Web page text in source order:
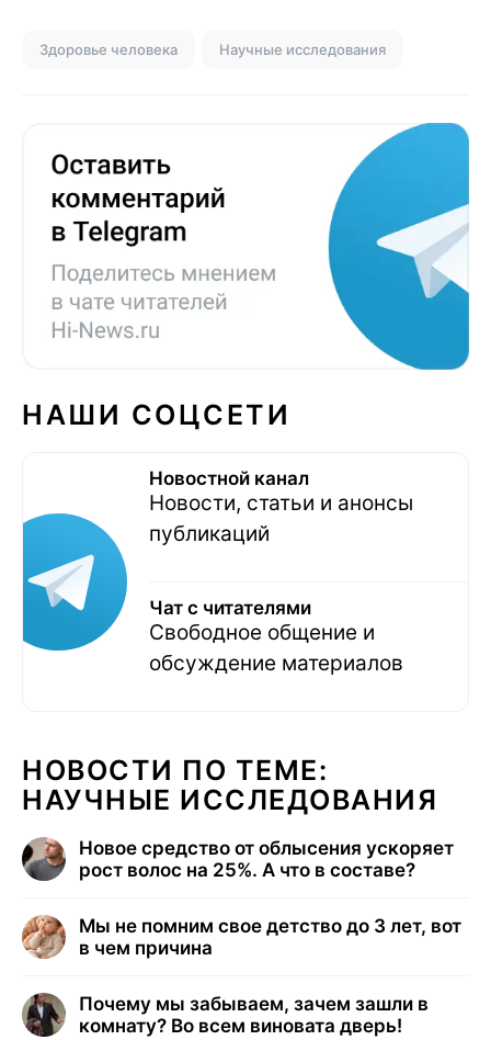
Здоровье человека Научные исследования
НАШИ СОЦСЕТИ
Новостной канал
Новости, статьи и анонсы
публикаций
Чат с читателями
Свободное общение и
обсуждение материалов
НОВОСТИ ПО ТЕМЕ:
НАУЧНЫЕ ИССЛЕДОВАНИЯ
Новое средство от облысения ускоряет
рост волос на 25%. А что в составе?
Мы не помним свое детство до 3 лет, вот
в чем причина
Почему мы забываем, зачем зашли в
комнату? Во всем виновата дверь!